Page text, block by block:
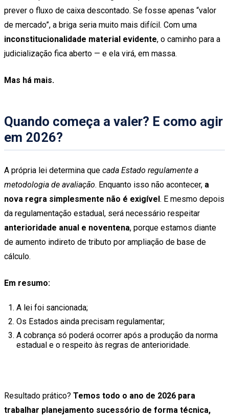
prever o fluxo de caixa descontado. Se fosse apenas “valor
de mercado”, a briga seria muito mais difícil. Com uma
inconstitucionalidade material evidente, o caminho para a
judicialização fica aberto — e ela virá, em massa.
Mas há mais.
Quando começa a valer? E como agir
em 2026?
A própria lei determina que cada Estado regulamente a
metodologia de avaliação. Enquanto isso não acontecer, a
nova regra simplesmente não é exigível . E mesmo depois
da regulamentação estadual, será necessário respeitar
anterioridade anual e noventena, porque estamos diante
de aumento indireto de tributo por ampliação de base de
cálculo.
Em resumo:
A lei foi sancionada;
Os Estados ainda precisam regulamentar;
A cobrança só poderá ocorrer após a produção da norma
estadual e o respeito às regras de anterioridade.
Resultado prático? Temos todo o ano de 2026 para
trabalhar planejamento sucessório de forma técnica,